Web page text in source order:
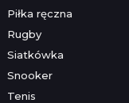
Piłka ręczna
Rugby
Siatkówka
Snooker
Tenis